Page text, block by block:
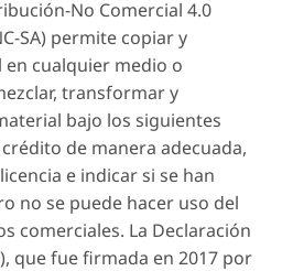
No Comercial 4.0
SA) permite copiar y
cualquier medio o
transformar y
bajo los siguientes
de manera adecuada,
e indicar si se han
no se puede hacer uso del
comerciales. La Declaración
), que fue firmada en 2017 por